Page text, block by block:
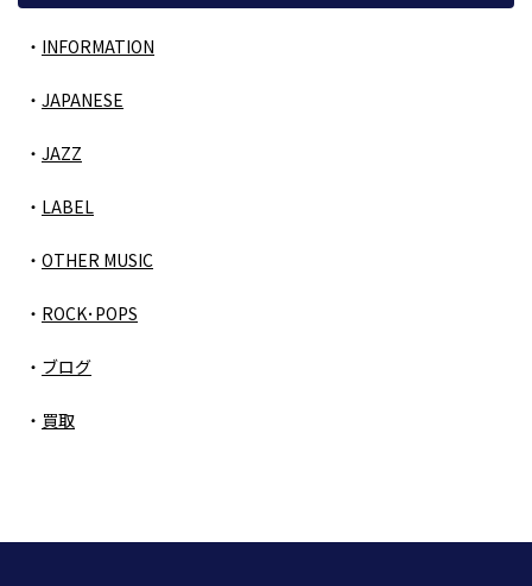
INFORMATION
JAPANESE
JAZZ
LABEL
OTHER MUSIC
ROCK･POPS
ブログ
買取